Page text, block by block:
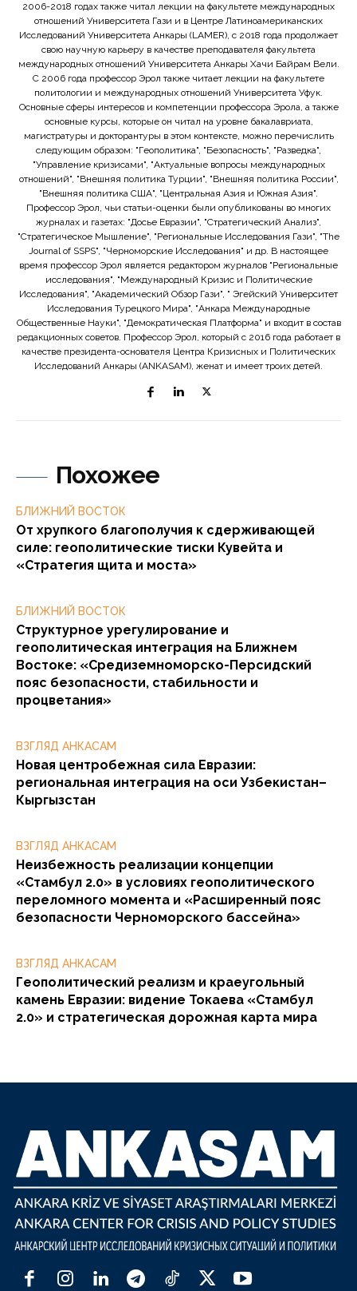
Похожее
БЛИЖНИЙ ВОСТОК
От хрупкого благополучия к сдерживающей
силе: геополитические тиски Кувейта и
«Стратегия щита и моста»
БЛИЖНИЙ ВОСТОК
Структурное урегулирование и
геополитическая интеграция на Ближнем
Востоке: «Средиземноморско-Персидский
пояс безопасности, стабильности и
процветания»
ВЗГЛЯД АНКАСАМ
Новая центробежная сила Евразии:
региональная интеграция на оси Узбекистан–
Кыргызстан
ВЗГЛЯД АНКАСАМ
Неизбежность реализации концепции
«Стамбул 2.0» в условиях геополитического
переломного момента и «Расширенный пояс
безопасности Черноморского бассейна»
ВЗГЛЯД АНКАСАМ
Геополитический реализм и краеугольный
камень Евразии: видение Токаева «Стамбул
2.0» и стратегическая дорожная карта мира
2006-2018 годах также читал лекции на факультете международных
отношений Университета Гази и в Центре Латиноамериканских
Исследований Университета Анкары (LAMER), с 2018 года продолжает
свою научную карьеру в качестве преподавателя факультета
международных отношений Университета Анкары Хачи Байрам Вели.
С 2006 года профессор Эрол также читает лекции на факультете
политологии и международных отношений Университета Уфук.
Основные сферы интересов и компетенции профессора Эрола, а также
основные курсы, которые он читал на уровне бакалавриата,
магистратуры и докторантуры в этом контексте, можно перечислить
следующим образом: "Геополитика", "Безопасность", "Разведка",
"Управление кризисами", "Актуальные вопросы международных
отношений", "Внешняя политика Турции", "Внешняя политика России",
"Внешняя политика США", "Центральная Азия и Южная Азия".
Профессор Эрол, чьи статьи-оценки были опубликованы во многих
журналах и газетах: "Досье Евразии", "Стратегический Анализ",
"Стратегическое Мышление", "Региональные Исследования Гази", "The
Journal of SSPS", "Черноморские Исследования" и др. В настоящее
время профессор Эрол является редактором журналов "Региональные
исследования", "Международный Кризис и Политические
Исследования", "Академический Обзор Гази", " Эгейский Университет
Исследования Турецкого Мира", "Анкара Международные
Общественные Науки", "Демократическая Платформа" и входит в состав
редакционных советов. Профессор Эрол, который с 2016 года работает в
качестве президента-основателя Центра Кризисных и Политических
Исследований Анкары (ANKASAM), женат и имеет троих детей.